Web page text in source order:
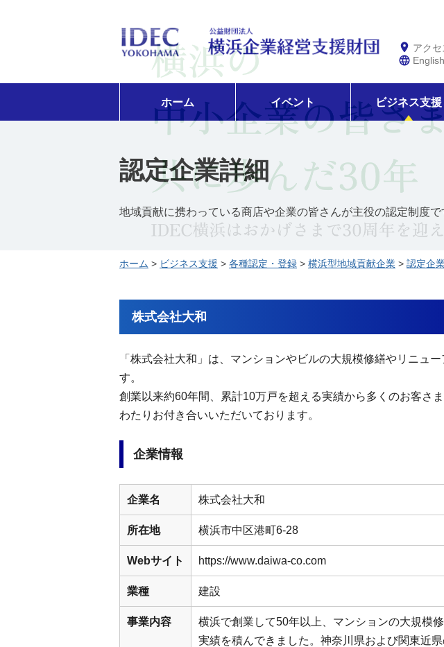
アクセ
ホーム イベント ビジネス支援
認定企業詳細
地域貢献に携わっている商店や企業の皆さんが主役の認定制度で
ホーム > ビジネス支援 > 各種認定・登録 > 横浜型地域貢献企業 > 認定企
株式会社大和
「株式会社大和」は、マンションやビルの大規模修繕やリニュ
す。
創業以来約60年間、累計10万戸を超える実績から多くのお客さ
わたりお付き合いいただいております。
企業情報
企業名 株式会社大和
所在地 横浜市中区港町6-28
Webサイト https://www.daiwa-co.com
業種 建設
事業内容
横浜で創業して50年以上、マンションの大規模
実績を積んできました。神奈川県および関東近